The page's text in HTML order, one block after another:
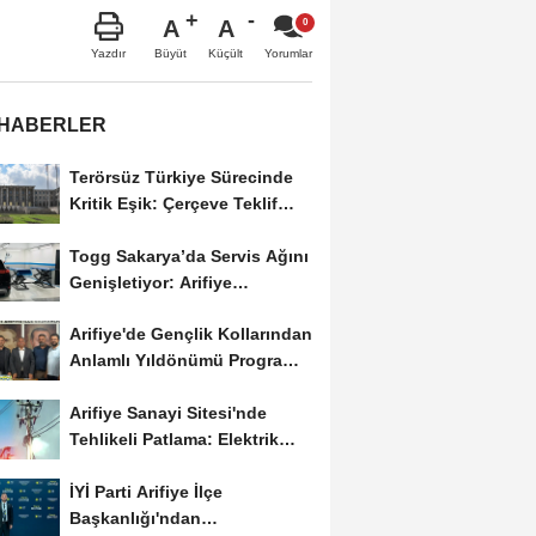
Yazdır
A
Büyüt
A
Küçült Yorumlar
Terörsüz Türkiye Sürecinde
Kritik Eşik: Çerçeve Teklif
Togg Sakarya’da Servis Ağını
Genişletiyor: Arifiye
Arifiye'de Gençlik Kollarından
Anlamlı Yıldönümü Programı:
Arifiye Sanayi Sitesi'nde
Tehlikeli Patlama: Elektrik
İYİ Parti Arifiye İlçe
Başkanlığı'ndan